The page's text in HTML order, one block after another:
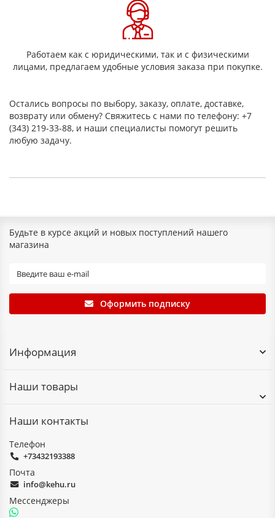
Работаем как с юридическими, так и с физическими
лицами, предлагаем удобные условия заказа при покупке.
Остались вопросы по выбору, заказу, оплате, доставке,
возврату или обмену? Свяжитесь с нами по телефону: +7
(343) 219-33-88, и наши специалисты помогут решить
любую задачу.
Будьте в курсе акций и новых поступлений нашего
магазина
Оформить подписку
Информация
Наши товары
Наши контакты
Телефон
+73432193388
Почта
info@kehu.ru
Мессенджеры